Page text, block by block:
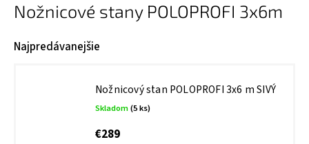
Nožnicové stany POLOPROFI 3x6m
Najpredávanejšie
Nožnicový stan POLOPROFI 3x6 m SIVÝ
Skladom(5 ks)
€289